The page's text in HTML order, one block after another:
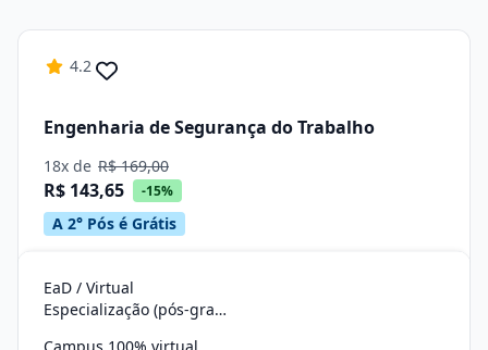
4.2
Engenharia de Segurança do Trabalho
18x de R$ 169,00
R$ 143,65 -15%
A 2° Pós é Grátis
EaD / Virtual
Especialização (pós-graduação)